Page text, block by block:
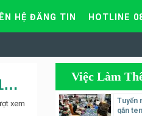
HỆ ĐĂNG TIN HOTLINE
Tuyển nhân viên phục vụ nhà hàng Cơm Tấm Mùa Vàng tại 190 Nguyễn Tuân
xem
Việc Làm
Tuyển
gắn